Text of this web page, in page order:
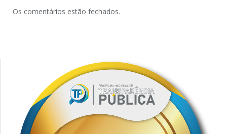
Os comentários estão fechados.